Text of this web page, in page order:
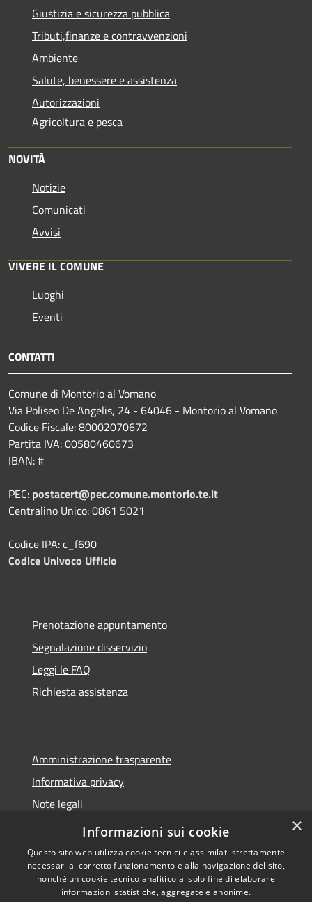
Giustizia e sicurezza pubblica
Tributi,finanze e contravvenzioni
Ambiente
Salute, benessere e assistenza
Autorizzazioni
Agricoltura e pesca
NOVITÀ
Notizie
Comunicati
Avvisi
VIVERE IL COMUNE
Luoghi
Eventi
CONTATTI
Comune di Montorio al Vomano
Via Poliseo De Angelis, 24 - 64046 - Montorio al Vomano
Codice Fiscale: 80002070672
Partita IVA: 00580460673
IBAN: #
PEC: postacert@pec.comune.montorio.te.it
Centralino Unico: 0861 5021
Codice IPA: c_f690
Codice Univoco Ufficio
Prenotazione appuntamento
Segnalazione disservizio
Leggi le FAQ
Richiesta assistenza
Amministrazione trasparente
Informativa privacy
Note legali
Dichiarazione di accessibilità
Copyright © 2026 • Comune di
×
Informazioni sui cookie
Questo sito web utilizza cookie tecnici e assimilati strettamente
necessari al corretto funzionamento e alla navigazione del sito,
nonché un cookie tecnico analitico al solo fine di elaborare
informazioni statistiche, aggregate e anonime.